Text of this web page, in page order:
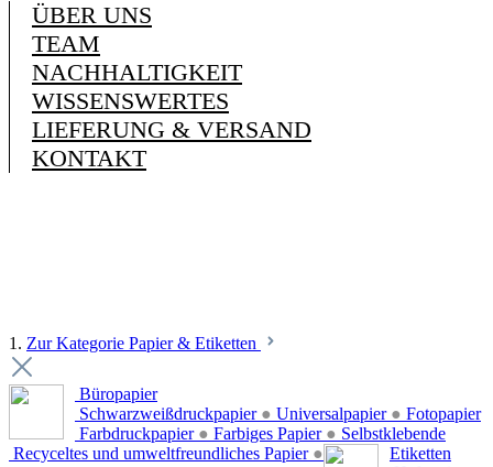
ÜBER UNS
TEAM
NACHHALTIGKEIT
WISSENSWERTES
LIEFERUNG & VERSAND
KONTAKT
1. Zur Kategorie Papier & Etiketten
Büropapier
Schwarzweißdruckpapier ● Universalpapier ●
Farbdruckpapier ● Farbiges Papier ●
Recyceltes und umweltfreundliches Papier ●
Fotopapier
Selbstklebende
Etiketten